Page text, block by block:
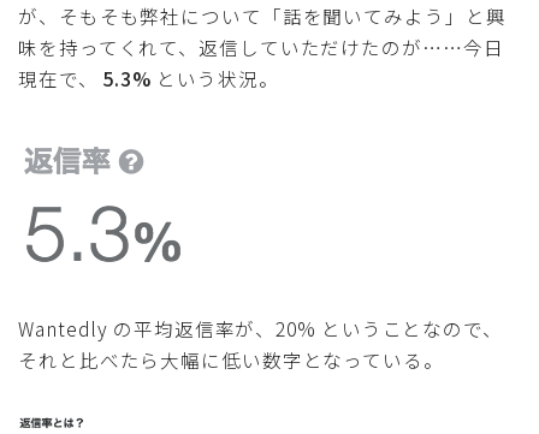
が、そもそも弊社について「話を聞いてみよう」と興
味を持ってくれて、返信していただけたのが……今日
現在で、 5.3% という状況。
Wantedly の平均返信率が、20% ということなので、
それと比べたら大幅に低い数字となっている。